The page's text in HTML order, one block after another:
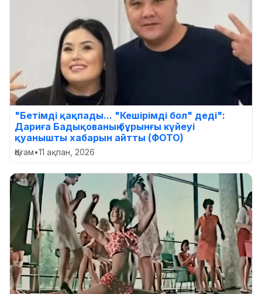
"Бетімді қақпады... "Кешірімді бол" деді":
Дариға Бадықованың бұрынғы күйеуі
қуанышты хабарын айтты (ФОТО)
Қоғам•11 ақпан, 2026